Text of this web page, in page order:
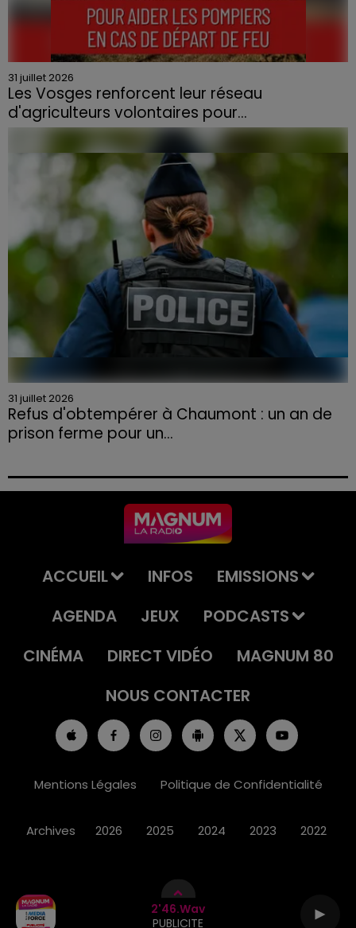
2'46.wav
PUBLICITE
31 juillet 2026
Les Vosges renforcent leur réseau
d'agriculteurs volontaires pour...
Face à la sécheresse et aux risques de départs de feu,
la Chambre d'agriculture des Vosges a lancé un appel
aux agriculteurs volontaires pour venir en aide...
31 juillet 2026
Refus d'obtempérer à Chaumont : un an de
prison ferme pour un...
permis et la confiscation de son véhicule.
ACCUEIL INFOS
EMISSIONS
AGENDA
JEUX
PODCASTS
CINÉMA
DIRECT VIDÉO
MAGNUM 80
NOUS CONTACTER
Mentions Légales Politique de Confidentialité
Archives 2026 2025 2024 2023 2022